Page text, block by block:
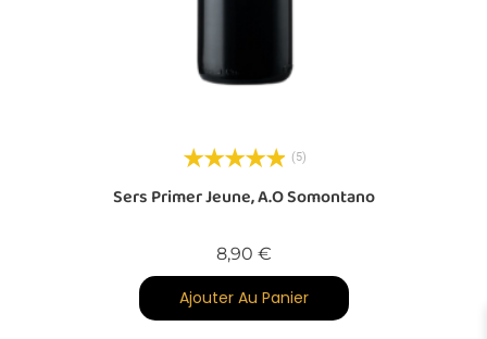
(5)
Sers Primer Jeune, A.O Somontano
8,90 €Prix
Ajouter Au Panier